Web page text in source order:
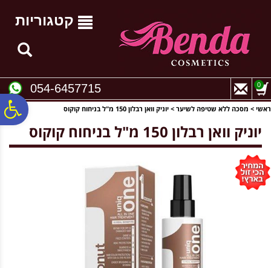
נגישות
קטגוריות
054-6457715 0
ראשי > מסכה ללא שטיפה לשיער > יוניק וואן רבלון 150 מ"ל בניחוח קוקוס
יוניק וואן רבלון 150 מ"ל בניחוח קוקוס